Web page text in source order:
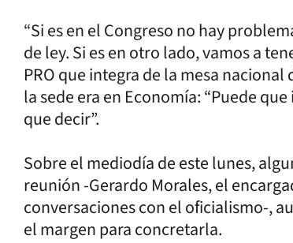
“Si es en el Congreso no hay
de ley. Si es en otro lado, vamos a
PRO que integra de la mesa
la sede era en Economía: “Puede
que decir”.
Sobre el mediodía de este lunes,
reunión -Gerardo Morales, el
conversaciones con el oficialismo-,
el margen para concretarla.